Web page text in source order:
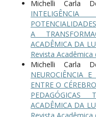
Michelli Carla
A
ACADÊMICA DA
Revista
Michelli Carla
NEUROCIÊNCIA
ENTRE O
PEDAGÓGICAS
ACADÊMICA DA